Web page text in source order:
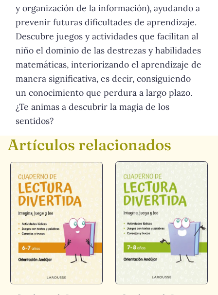
y organización de la información), ayudando a
prevenir futuras dificultades de aprendizaje.
Descubre juegos y actividades que facilitan al
niño el dominio de las destrezas y habilidades
matemáticas, interiorizando el aprendizaje de
manera significativa, es decir, consiguiendo
un conocimiento que perdura a largo plazo.
¿Te animas a descubrir la magia de los
sentidos?
Artículos relacionados